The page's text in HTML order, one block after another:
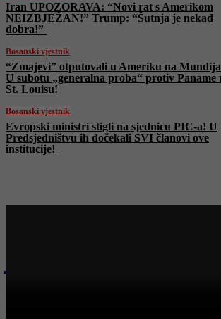
Iran UPOZORAVA: “Novi rat s Amerikom
NEIZBJEŽAN!” Trump: “Šutnja je nekad
dobra!”
Bosanski vjestnik
“Zmajevi” otputovali u Ameriku na
U subotu „generalna proba“ protiv Paname
St. Louisu!
Bosanski vjestnik
Evropski ministri stigli na sjednicu PIC-a! U
Predsjedništvu ih dočekali SVI članovi ove
institucije!